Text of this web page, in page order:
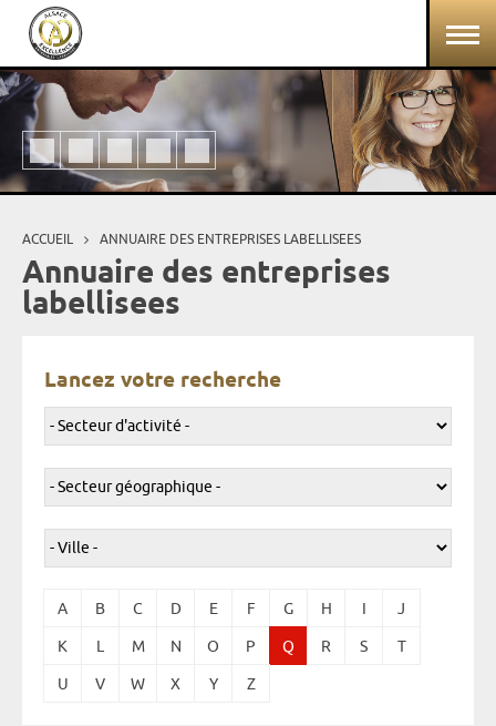
Aller au contenu principal
Vous êtes ici
ACCUEIL ANNUAIRE DES ENTREPRISES LABELLISEES
Annuaire des entreprises
labellisees
Lancez votre recherche
A B C D E F G H I J
K L M N O P Q R S T
U V W X Y Z
Panneau de gestion des cookies